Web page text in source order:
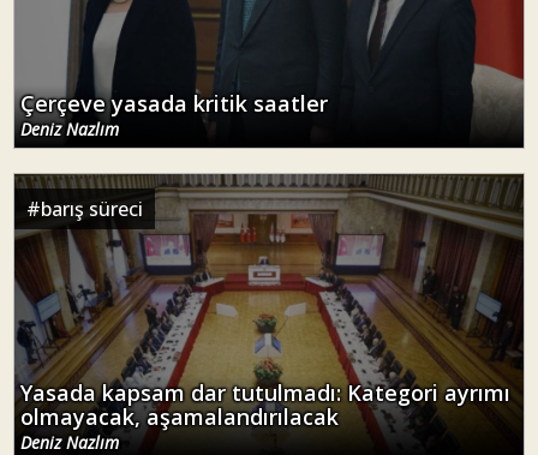
Çerçeve yasada kritik saatler
Deniz Nazlım
#barış süreci
Yasada kapsam dar tutulmadı: Kategori ayrımı
olmayacak, aşamalandırılacak
Deniz Nazlım